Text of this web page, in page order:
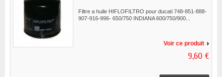
Filtre a huile HIFLOFILTRO pour ducati 748-851-888-
907-916-996- 650/750 INDIANA 600/750/900...
Voir ce produit
9,60 €